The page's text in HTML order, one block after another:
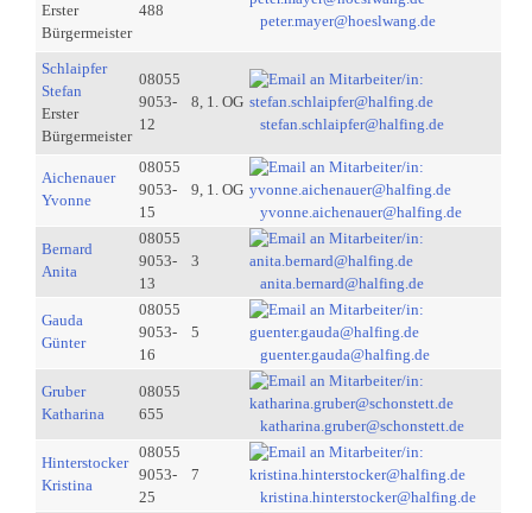
Erster
Bürgermeister
488
peter.mayer@hoeslwang.de
Schlaipfer
Stefan
Erster
Bürgermeister
08055
9053-
12
8, 1. OG
stefan.schlaipfer@halfing.de
Aichenauer
Yvonne
08055
9053-
15
9, 1. OG
yvonne.aichenauer@halfing.de
Bernard
Anita
08055
9053-
13
3
anita.bernard@halfing.de
Gauda
Günter
08055
9053-
16
5
guenter.gauda@halfing.de
Gruber
Katharina
08055
655
katharina.gruber@schonstett.de
Hinterstocker
Kristina
08055
9053-
25
7
kristina.hinterstocker@halfing.de